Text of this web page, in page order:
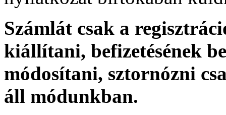
Számlát csak a
kiállítani, befizetésének
módosítani, sztornózni
áll módunkban.